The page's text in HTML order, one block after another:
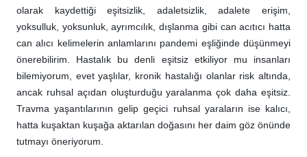
olarak kaydettiği eşitsizlik, adaletsizlik, adalete erişim,
yoksulluk, yoksunluk, ayrımcılık, dışlanma gibi can acıtıcı hatta
can alıcı kelimelerin anlamlarını pandemi eşliğinde düşünmeyi
önerebilirim. Hastalık bu denli eşitsiz etkiliyor mu insanları
bilemiyorum, evet yaşlılar, kronik hastalığı olanlar risk altında,
ancak ruhsal açıdan oluşturduğu yaralanma çok daha eşitsiz.
Travma yaşantılarının gelip geçici ruhsal yaraların ise kalıcı,
hatta kuşaktan kuşağa aktarılan doğasını her daim göz önünde
tutmayı öneriyorum.